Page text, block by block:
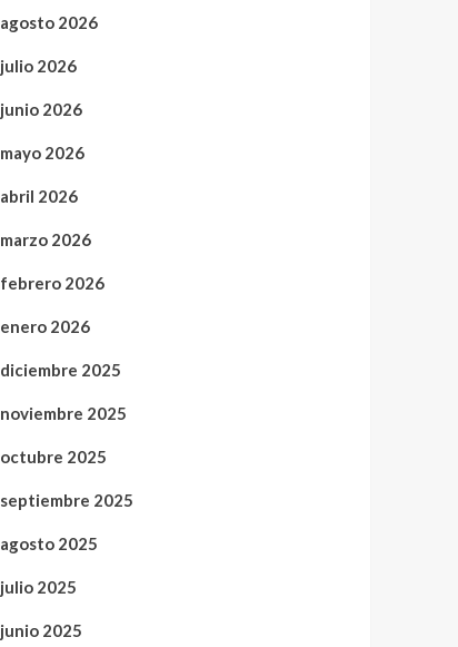
agosto 2026
julio 2026
junio 2026
mayo 2026
abril 2026
marzo 2026
febrero 2026
enero 2026
diciembre 2025
noviembre 2025
octubre 2025
septiembre 2025
agosto 2025
julio 2025
junio 2025